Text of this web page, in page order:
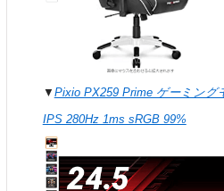
▼ Pixio PX259 Prime ゲーミング
IPS 280Hz 1ms sRGB 99%